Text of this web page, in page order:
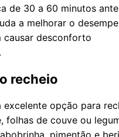
de 30 a 60 minutos
a melhorar o
causar desconforto
recheio
excelente opção para
folhas de couve ou
pimentão e